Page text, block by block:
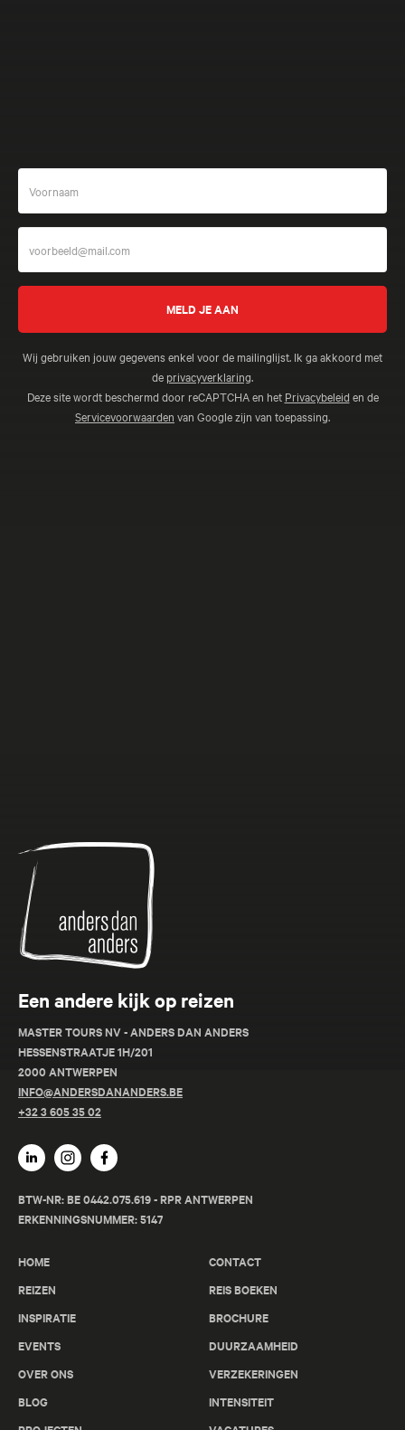
Wij gebruiken jouw gegevens enkel voor de mailinglijst. Ik ga akkoord met
de privacyverklaring.
Deze site wordt beschermd door reCAPTCHA en het Privacybeleid en de
Servicevoorwaarden van Google zijn van toepassing.
Anders
dan
Anders
Een andere kijk op reizen
MASTER TOURS NV - ANDERS DAN ANDERS
HESSENSTRAATJE 1H/201
2000 ANTWERPEN
INFO@ANDERSDANANDERS.BE
+32 3 605 35 02
BTW-NR: BE 0442.075.619 - RPR ANTWERPEN
ERKENNINGSNUMMER: 5147
HOME
REIZEN
INSPIRATIE
EVENTS
OVER ONS
BLOG
CONTACT
REIS BOEKEN
BROCHURE
DUURZAAMHEID
VERZEKERINGEN
INTENSITEIT